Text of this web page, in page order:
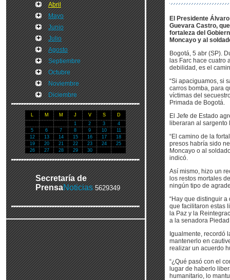
Abril
Mayo
Junio
Julio
Agosto
Septiembre
Octubre
Noviembre
Diciembre
L M M J V S
D
1
2 3
4
5
6 7 8 9 10
11
12
13 14 15 16 17
18
19
20 21 22 23 24
25
26
27 28 29 30
Secretaría de
PrensaNoticias 5629349
El Presidente
Guevara Castro,
fortaleza del
Moncayo y al
Bogotá, 5 abr (SP).
las Farc hace cuatro
debilidad, es el
“Si apaciguamos, si
carros bomba, para
víctimas del
Primada de Bogotá.
El Jefe de Estado
liberaran al
“El camino de la
presos habría sido
Moncayo o al
indicó.
Así mismo, hizo un
los restos mortales
ningún tipo de
“Hay que distinguir
que facilitaron estas
la Paz y la
a la senadora
Igualmente, recordó
mantenerlo en
realizar un acuerdo
“¿Qué pasó con el
lugar de haberlo
humanitario, lo